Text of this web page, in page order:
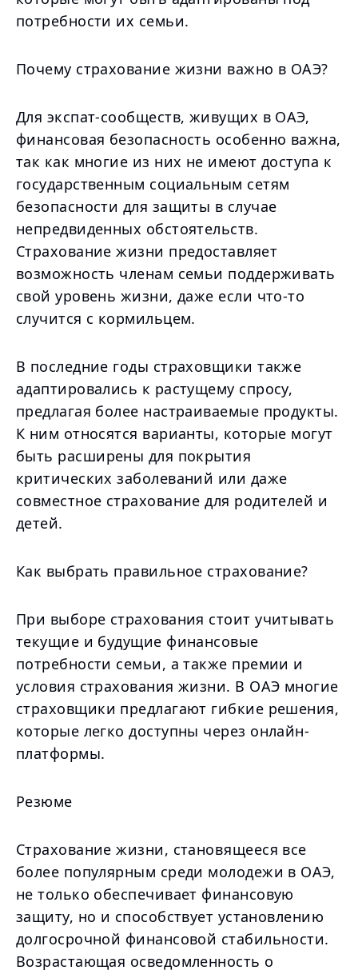
потребности их семьи.
Почему страхование жизни важно в ОАЭ?
Для экспат-сообществ, живущих в ОАЭ,
финансовая безопасность особенно важна,
так как многие из них не имеют доступа к
государственным социальным сетям
безопасности для защиты в случае
непредвиденных обстоятельств.
Страхование жизни предоставляет
возможность членам семьи поддерживать
свой уровень жизни, даже если что-то
случится с кормильцем.
В последние годы страховщики также
адаптировались к растущему спросу,
предлагая более настраиваемые продукты.
К ним относятся варианты, которые могут
быть расширены для покрытия
критических заболеваний или даже
совместное страхование для родителей и
детей.
Как выбрать правильное страхование?
При выборе страхования стоит учитывать
текущие и будущие финансовые
потребности семьи, а также премии и
условия страхования жизни. В ОАЭ многие
страховщики предлагают гибкие решения,
которые легко доступны через онлайн-
платформы.
Резюме
Страхование жизни, становящееся все
более популярным среди молодежи в ОАЭ,
не только обеспечивает финансовую
защиту, но и способствует установлению
долгосрочной финансовой стабильности.
Возрастающая осведомленность о